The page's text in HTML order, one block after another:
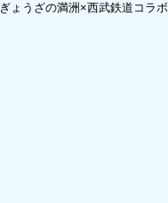
ぎょうざの満洲×西武鉄道コラボ